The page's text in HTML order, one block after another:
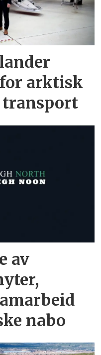
arktisk
av
nabo